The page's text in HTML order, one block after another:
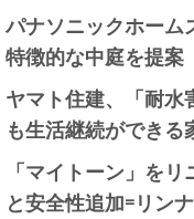
パナソニックホーム
特徴的な中庭を提案
ヤマト住建、「耐
も生活継続ができる
「マイトーン」を
と安全性追加=リン